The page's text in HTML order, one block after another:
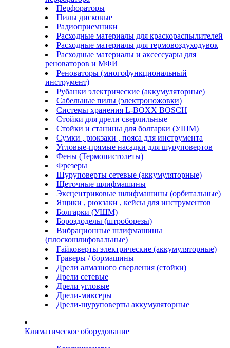
Перфораторы
Пилы дисковые
Радиоприемники
Расходные материалы для краскораспылителей
Расходные материалы для термовоздуходувок
Расходные материалы и аксессуары для
реноваторов и МФИ
Реноваторы (многофункциональный
инструмент)
Рубанки электрические (аккумуляторные)
Сабельные пилы (электроножовки)
Системы хранения L-BOXX BOSCH
Стойки для дрели сверлильные
Стойки и станины для болгарки (УШМ)
Сумки , рюкзаки , пояса для инструмента
Угловые-прямые насадки для шуруповертов
Фены (Термопистолеты)
Фрезеры
Шуруповерты сетевые (аккумуляторные)
Щеточные шлифмашины
Эксцентриковые шлифмашины (орбитальные)
Ящики , рюкзаки , кейсы для инструментов
Болгарки (УШМ)
Бороздоделы (штроборезы)
Вибрационные шлифмашины
(плоскошлифовальные)
Гайковерты электрические (аккумуляторные)
Граверы / бормашины
Дрели алмазного сверления (стойки)
Дрели сетевые
Дрели угловые
Дрели-миксеры
Дрели-шуруповерты аккумуляторные
Климатическое оборудование